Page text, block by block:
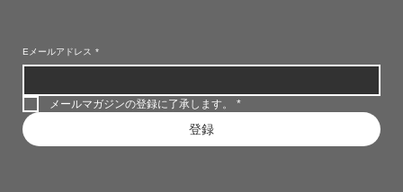
Eメールアドレス *
メールマガジンの登録に了承します。 *
登録